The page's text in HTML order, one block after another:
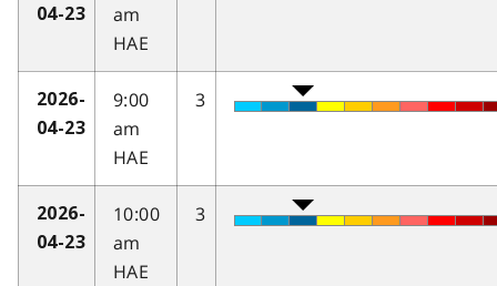
04-23
am
HAE
2026-
04-23
9:00
am
HAE
3
2026-
04-23
10:00
am
HAE
3